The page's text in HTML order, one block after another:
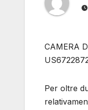
CAMERA
Per oltre